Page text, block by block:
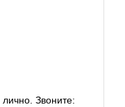
Звоните: